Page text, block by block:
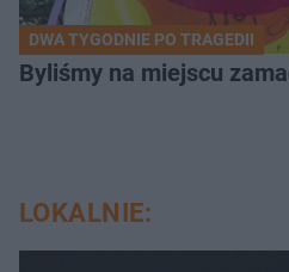
DWA TYGODNIE PO TRAGEDII
Byliśmy na miejscu
LOKALNIE: